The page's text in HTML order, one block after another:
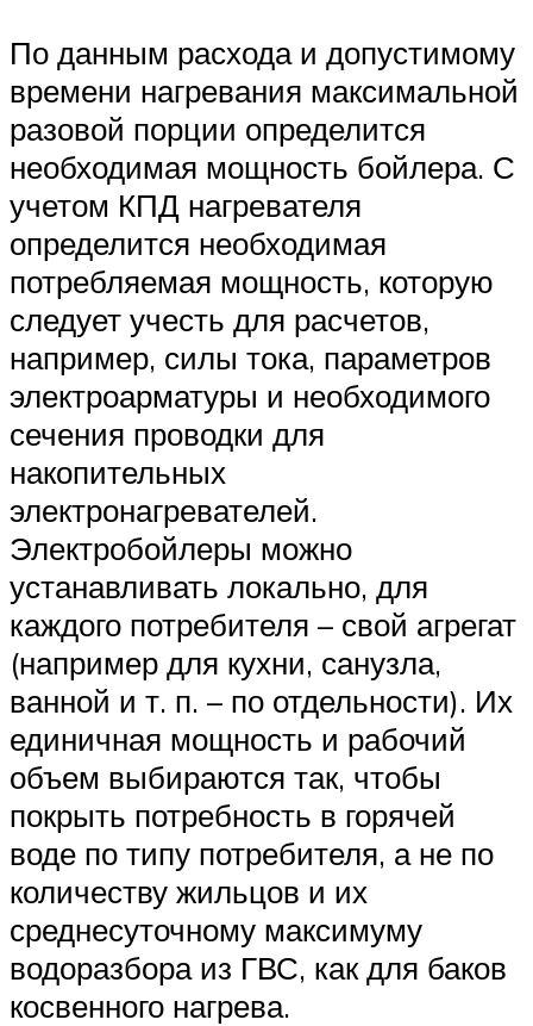
По данным расхода и допустимому
времени нагревания максимальной
разовой порции определится
необходимая мощность бойлера. С
учетом КПД нагревателя
определится необходимая
потребляемая мощность, которую
следует учесть для расчетов,
например, силы тока, параметров
электроарматуры и необходимого
сечения проводки для
накопительных
электронагревателей.
Электробойлеры можно
устанавливать локально, для
каждого потребителя – свой агрегат
(например для кухни, санузла,
ванной и т. п. – по отдельности). Их
единичная мощность и рабочий
объем выбираются так, чтобы
покрыть потребность в горячей
воде по типу потребителя, а не по
количеству жильцов и их
среднесуточному максимуму
водоразбора из ГВС, как для баков
косвенного нагрева.